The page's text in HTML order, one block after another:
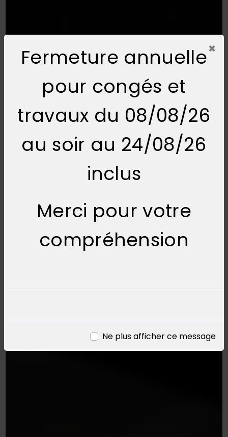
Fermeture annuelle
pour congés et
travaux du 08/08/26
au soir au 24/08/26
inclus
Merci pour votre
compréhension
×
Ne plus afficher ce message